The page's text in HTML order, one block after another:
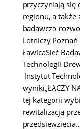
przyczyniają się
regionu, a także
badawczo-
Lotniczy
ŁawicaSieć
Technologii
Instytut
wyniki„ŁĄCZY
tej kategorii
rewitalizacją